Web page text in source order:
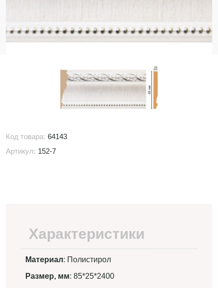
Код товара: 64143
Артикул: 152-7
Характеристики
Материал: Полистирол
Размер, мм: 85*25*2400